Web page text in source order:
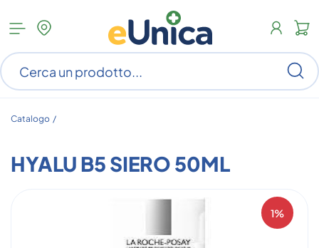
Apri
menu
categorie
Catalogo /
HYALU B5 SIERO 50ML
1%